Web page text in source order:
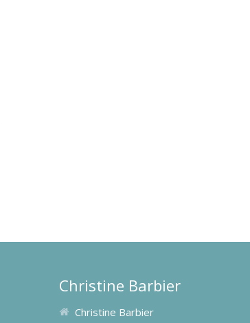
Christine Barbier
Christine Barbier